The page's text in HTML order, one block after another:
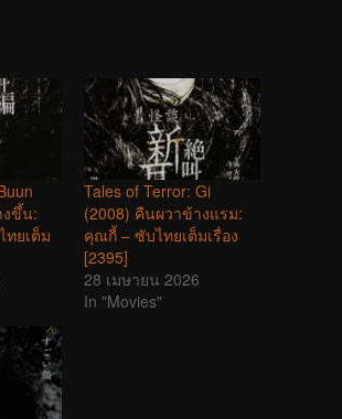
ขึ้น:
ทยเต็ม
Tales of Terror: Gi
(2008) คืนผวาข้างแรม:
คุณกี้ – ซับไทยเต็มเรื่อง
[2395]
28 เมษายน 2026
In "Movies"